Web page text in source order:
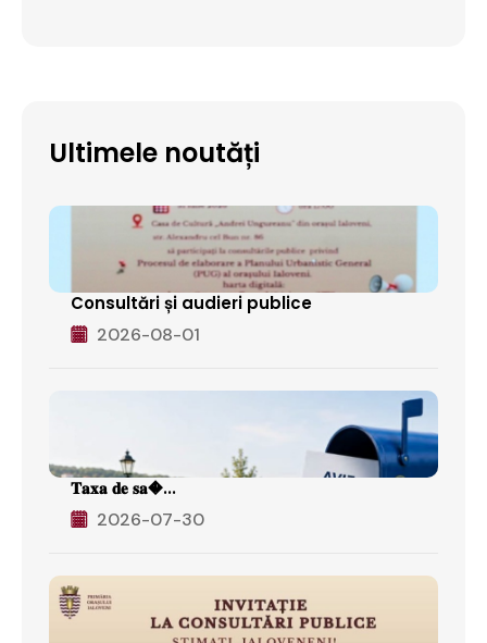
Ultimele noutăți
Consultări și audieri publice
2026-08-01
𝐓𝐚𝐱𝐚 𝐝𝐞 𝐬𝐚�...
2026-07-30